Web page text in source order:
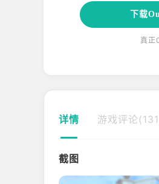
下载
真正
详情 游戏评论
截图